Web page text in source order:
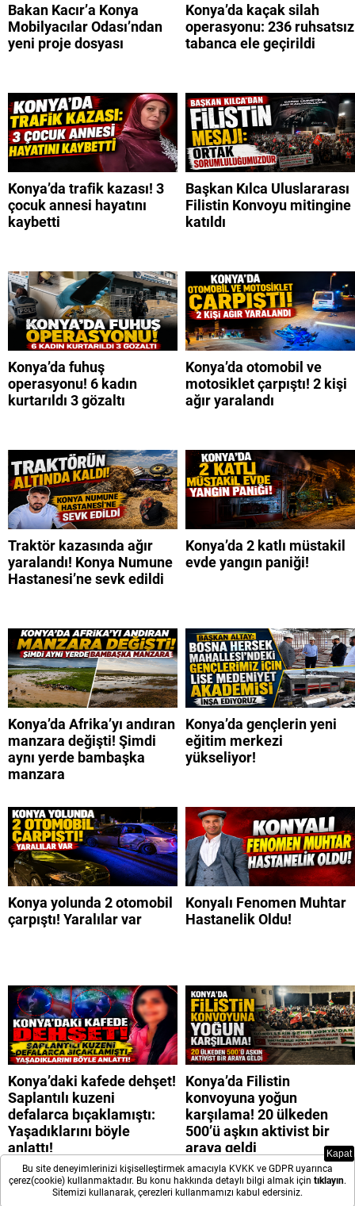
Bakan Kacır’a Konya
Mobilyacılar Odası’ndan
yeni proje dosyası
Konya’da kaçak silah
operasyonu: 236 ruhsatsız
tabanca ele geçirildi
Konya’da trafik kazası! 3
çocuk annesi hayatını
kaybetti
Başkan Kılca Uluslararası
Filistin Konvoyu mitingine
katıldı
Konya’da fuhuş
operasyonu! 6 kadın
kurtarıldı 3 gözaltı
Konya’da otomobil ve
motosiklet çarpıştı! 2 kişi
ağır yaralandı
Traktör kazasında ağır
yaralandı! Konya Numune
Hastanesi’ne sevk edildi
Konya’da 2 katlı müstakil
evde yangın paniği!
Konya’da Afrika’yı andıran
manzara değişti! Şimdi
aynı yerde bambaşka
manzara
Konya’da gençlerin yeni
eğitim merkezi
yükseliyor!
Konya yolunda 2 otomobil
çarpıştı! Yaralılar var
Konyalı Fenomen Muhtar
Hastanelik Oldu!
Konya’daki kafede dehşet!
Saplantılı kuzeni
defalarca bıçaklamıştı:
Yaşadıklarını böyle
anlattı!
Konya’da Filistin
konvoyuna yoğun
karşılama! 20 ülkeden
500’ü aşkın aktivist bir
araya geldi
Bu site deneyimlerinizi kişiselleştirmek amacıyla KVKK ve GDPR uyarınca
çerez(cookie) kullanmaktadır. Bu konu hakkında detaylı bilgi almak için tıklayın.
Sitemizi kullanarak, çerezleri kullanmamızı kabul edersiniz.
Kapat